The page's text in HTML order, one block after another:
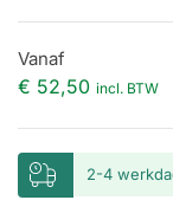
Vanaf
€ 52,50 incl. BTW
2-4